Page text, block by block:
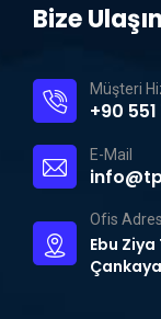
Bize Ulaşın
Müşteri
+90 551
E-Mail
Ofis
Ebu Ziya